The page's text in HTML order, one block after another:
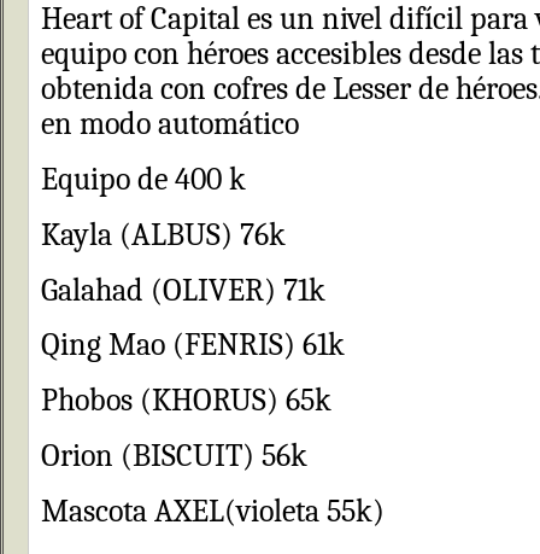
Heart of Capital es un nivel difícil para
equipo con héroes accesibles desde las
obtenida con cofres de Lesser de
en modo automático
Equipo de 400 k
Kayla (ALBUS) 76k
Galahad (OLIVER) 71k
Qing Mao (FENRIS) 61k
Phobos (KHORUS) 65k
Orion (BISCUIT) 56k
Mascota AXEL(violeta 55k)